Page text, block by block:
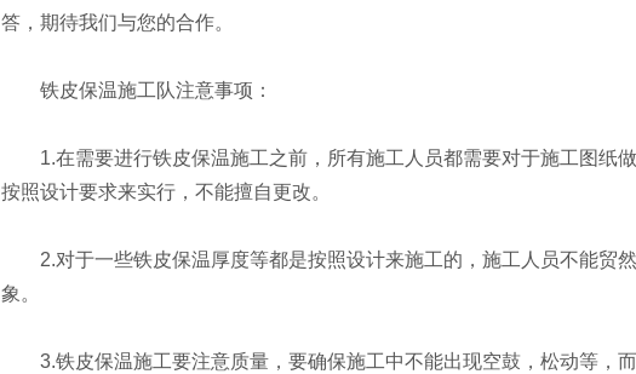
答，期待我们与您的合作。
铁皮保温施工队注意事项：
1.在需要进行铁皮保温施工之前，所有施工人员都需要对于施工图纸
按照设计要求来实行，不能擅自更改。
2.对于一些铁皮保温厚度等都是按照设计来施工的，施工人员不能贸
象。
3.铁皮保温施工要注意质量，要确保施工中不能出现空鼓，松动等，